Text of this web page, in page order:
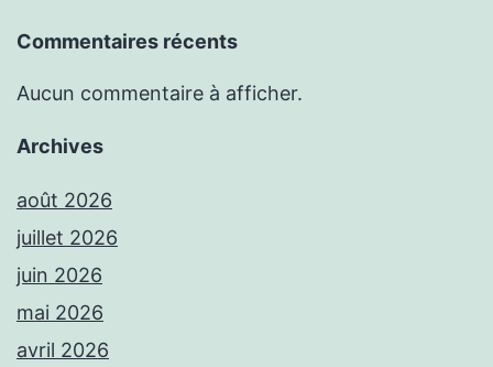
Commentaires récents
Aucun commentaire à afficher.
Archives
août 2026
juillet 2026
juin 2026
mai 2026
avril 2026